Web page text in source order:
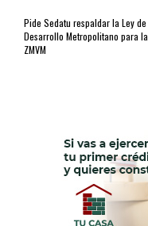
Pide Sedatu respaldar la Ley de
Desarrollo Metropolitano para la
ZMVM